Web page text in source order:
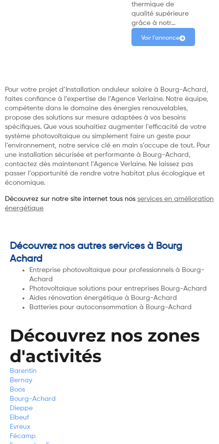
thermique de
qualité supérieure
grâce à notr…
Voir l'annonce
Pour votre projet d’Installation onduleur solaire à Bourg-Achard,
faites confiance à l’expertise de l’Agence Verlaine. Notre équipe,
compétente dans le domaine des énergies renouvelables,
propose des solutions sur mesure adaptées à vos besoins
spécifiques. Que vous souhaitiez augmenter l’efficacité de votre
système photovoltaïque ou simplement faire un geste pour
l’environnement, notre service clé en main s’occupe de tout. Pour
une installation sécurisée et performante à Bourg-Achard,
contactez dès maintenant l’Agence Verlaine. Ne laissez pas
passer l’opportunité de rendre votre habitat plus écologique et
économique.
Découvrez sur notre site internet tous nos services en amélioration
énergétique
Découvrez nos autres services à Bourg
Achard
Entreprise photovoltaïque pour professionnels à Bourg-
Achard
Photovoltaïque solutions pour entreprises Bourg-Achard
Aides rénovation énergétique à Bourg-Achard
Batteries pour autoconsommation à Bourg-Achard
Découvrez nos zones
d'activités
Barentin
Bernay
Boos
Bourg-Achard
Dieppe
Elbeuf
Evreux
Fécamp